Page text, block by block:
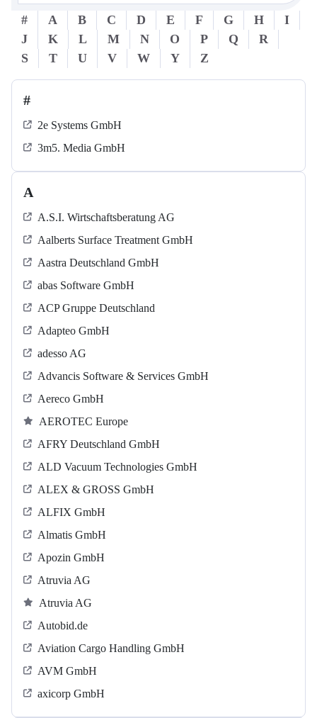
# A B C D E F G H
I
J
K L M N O P Q
R
S
T U V W Y Z
#
2e Systems GmbH
3m5. Media GmbH
A
A.S.I. Wirtschaftsberatung AG
Aalberts Surface Treatment GmbH
Aastra Deutschland GmbH
abas Software GmbH
ACP Gruppe Deutschland
Adapteo GmbH
adesso AG
Advancis Software & Services GmbH
Aereco GmbH
AEROTEC Europe
AFRY Deutschland GmbH
ALD Vacuum Technologies GmbH
ALEX & GROSS GmbH
ALFIX GmbH
Almatis GmbH
Apozin GmbH
Atruvia AG
Atruvia AG
Autobid.de
Aviation Cargo Handling GmbH
AVM GmbH
axicorp GmbH